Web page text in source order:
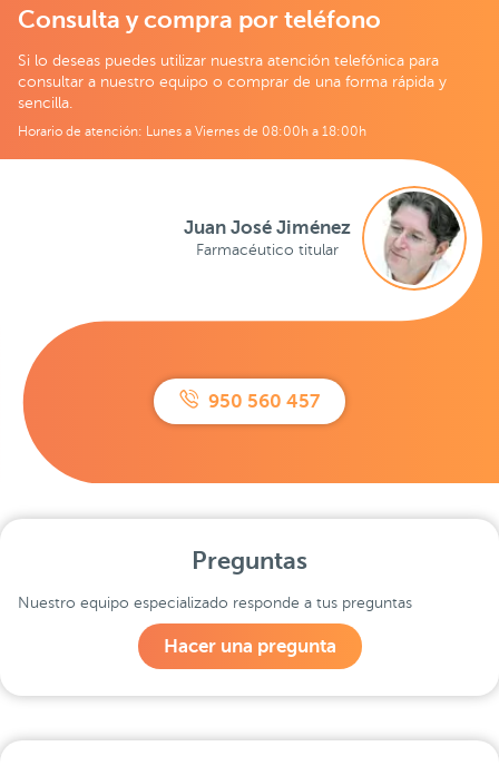
Consulta y compra por teléfono
Si lo deseas puedes utilizar nuestra atención telefónica para
consultar a nuestro equipo o comprar de una forma rápida y
sencilla.
Horario de atención: Lunes a Viernes de 08:00h a 18:00h
950 560 457
Juan José Jiménez
Farmacéutico titular
Preguntas
Nuestro equipo especializado responde a tus preguntas
Hacer una pregunta